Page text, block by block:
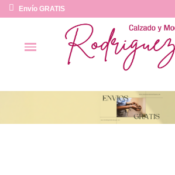
Envío GRATIS